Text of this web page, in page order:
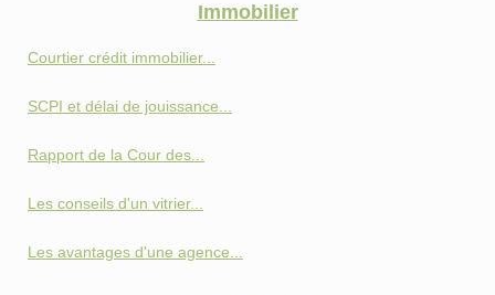
Immobilier
Courtier crédit immobilier...
SCPI et délai de jouissance...
Rapport de la Cour des...
Les conseils d'un vitrier...
Les avantages d'une agence...